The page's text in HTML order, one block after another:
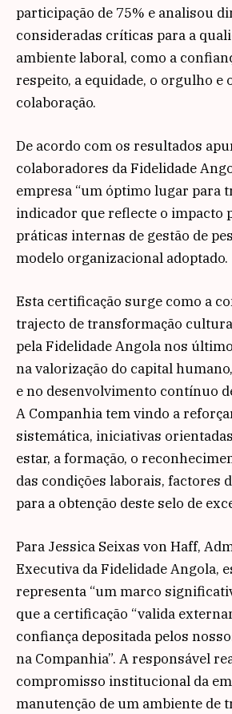
participação de 75% e analisou
consideradas críticas para a
ambiente laboral, como a
respeito, a equidade, o orgulho e
colaboração.
De acordo com os resultados
colaboradores da Fidelidade
empresa “um óptimo lugar para
indicador que reflecte o impacto
práticas internas de gestão de
modelo organizacional adoptado.
Esta certificação surge como a
trajecto de transformação
pela Fidelidade Angola nos
na valorização do capital
e no desenvolvimento contínuo
A Companhia tem vindo a
sistemática, iniciativas
estar, a formação, o
das condições laborais, factores
para a obtenção deste selo de
Para Jessica Seixas von Haff,
Executiva da Fidelidade Angola,
representa “um marco
que a certificação “valida
confiança depositada pelos
na Companhia”. A responsável
compromisso institucional da
manutenção de um ambiente de